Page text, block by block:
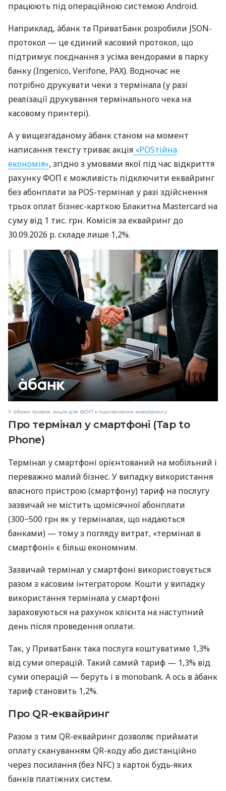
працюють під операційною системою Android.
Наприклад, àбанк та ПриватБанк розробили JSON-
протокол — це єдиний касовий протокол, що
підтримує поєднання з усіма вендорами в парку
банку (Ingenico, Verifone, PAX). Водночас не
потрібно друкувати чеки з термінала (у разі
реалізації друкування термінального чека на
касовому принтері).
А у вищезгаданому àбанк станом на момент
написання тексту триває акція «POSтійна
економія», згідно з умовами якої під час відкриття
рахунку ФОП є можливість підключити еквайринг
без абонплати за POS-термінал у разі здійснення
трьох оплат бізнес-карткою Блакитна Mastercard на
суму від 1 тис. грн. Комісія за еквайринг до
30.09.2026 р. складе лише 1,2%.
У àбанк триває акція для ФОП з підключення еквайрингу
Про термінал у смартфоні (Tap to
Phone)
Термінал у смартфоні орієнтований на мобільний і
переважно малий бізнес. У випадку використання
власного пристрою (смартфону) тариф на послугу
зазвичай не містить щомісячної абонплати
(300−500 грн як у терміналах, що надаються
банками) — тому з погляду витрат, «термінал в
смартфоні» є більш економним.
Зазвичай термінал у смартфоні використовується
разом з касовим інтегратором. Кошти у випадку
використання термінала у смартфоні
зараховуються на рахунок клієнта на наступний
день після проведення оплати.
Так, у ПриватБанк така послуга коштуватиме 1,3%
від суми операцій. Такий самий тариф — 1,3% від
суми операцій — беруть і в monobank. А ось в àбанк
тариф становить 1,2%.
Про QR-еквайринг
Разом з тим QR-еквайринг дозволяє приймати
оплату скануванням QR-коду або дистанційно
через посилання (без NFC) з карток будь-яких
банків платіжних систем.